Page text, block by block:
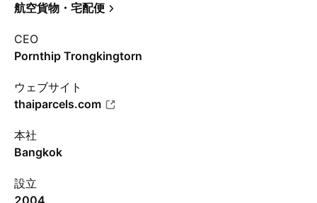
航空貨物・宅配便
CEO
Pornthip Trongkingtorn
ウェブサイト
thaiparcels.com
本社
Bangkok
設立
2004